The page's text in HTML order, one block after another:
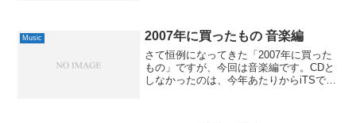
んといっても、...
Music 2007年に買ったもの 音楽編
さて恒例になってきた「2007年に買った
もの」ですが、今回は音楽編です。CDと
しなかったのは、今年あたりからiTSでの